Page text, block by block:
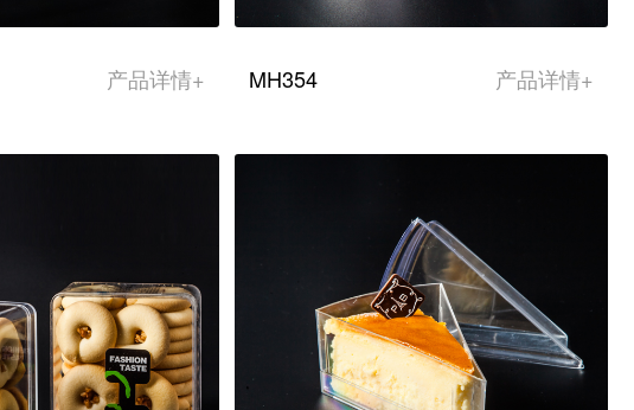
产品详情+ MH354 产品详情+